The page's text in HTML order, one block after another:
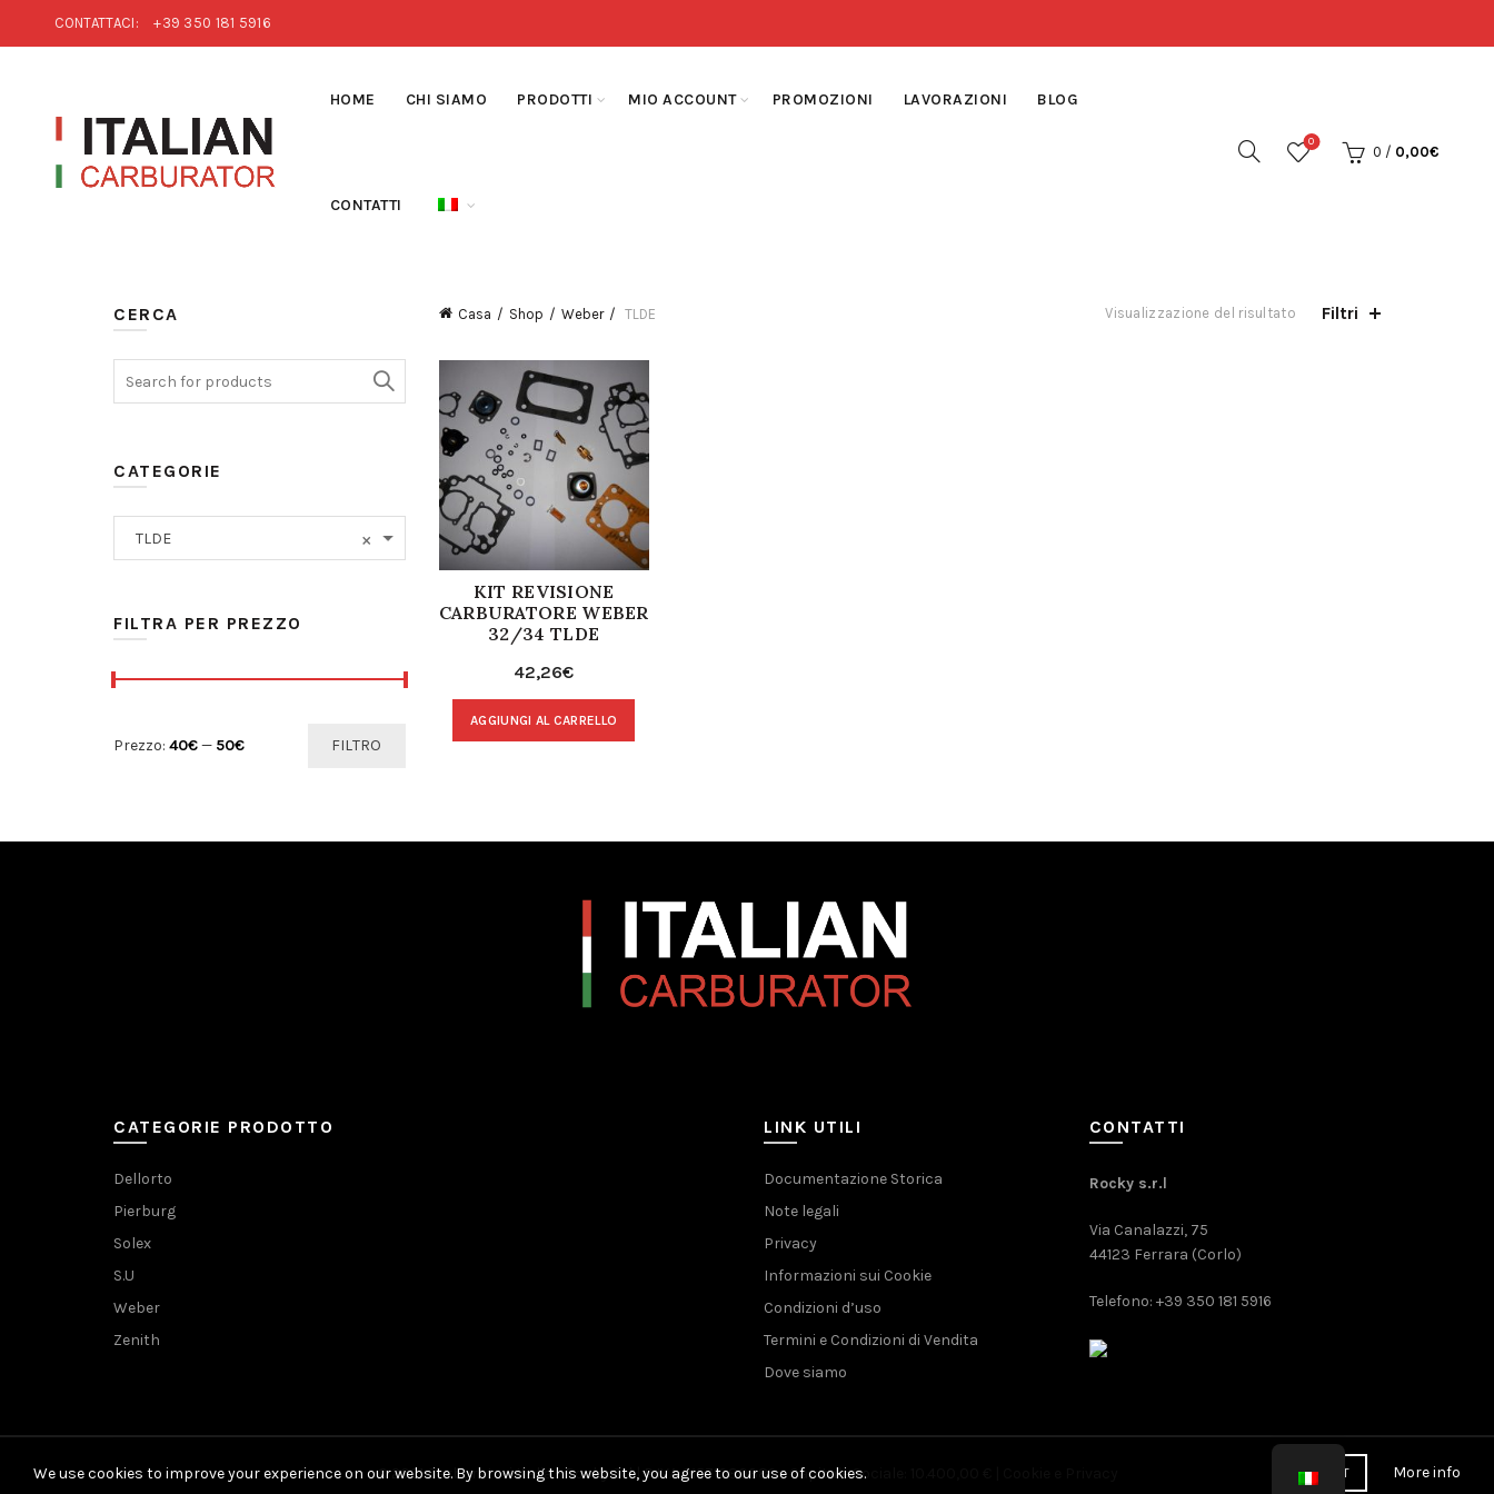
CONTATTACI: +39 350 181 5916
HOME CHI SIAMO PRODOTTI MIO ACCOUNT PROMOZIONI LAVORAZIONI BLOG
CONTATTI
0
0 / 0,00€
Casa Shop Weber TLDE Visualizzazione del risultato Filtri
KIT REVISIONE
CARBURATORE WEBER
32/34 TLDE
42,26€
AGGIUNGI AL CARRELLO
CERCA
CATEGORIE
×
TLDE
FILTRA PER PREZZO
Prezzo Min
Prezzo Max FILTRO
Prezzo: 40€— 50€
CATEGORIE PRODOTTO
Dellorto
Pierburg
Solex
S.U
Weber
Zenith
LINK UTILI
Documentazione Storica
Note legali
Privacy
Informazioni sui Cookie
Condizioni d’uso
Termini e Condizioni di Vendita
Dove siamo
CONTATTI
Rocky s.r.l
Via Canalazzi, 75
44123 Ferrara (Corlo)
Telefono: +39 350 181 5916
© 2021 Carburatori Italia - Rocky Srl | P.IVA 01571080389 - Capitale Sociale: 10.400,00 € |
We use cookies to improve your experience on our website. By browsing this website, you agree to our use of cookies. ACCEPT More info